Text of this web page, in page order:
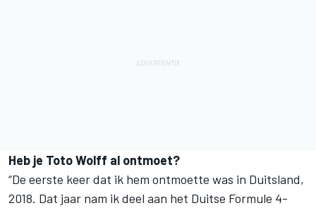
Heb je Toto Wolff al ontmoet?
“De eerste keer dat ik hem ontmoette was in Duitsland,
2018. Dat jaar nam ik deel aan het Duitse Formule 4-